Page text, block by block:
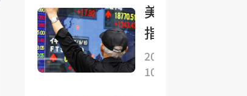
美股
指數
期貨
走
2025-
10-27